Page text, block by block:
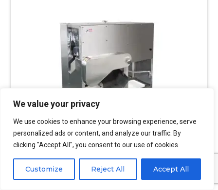
We value your privacy
We use cookies to enhance your browsing experience, serve
personalized ads or content, and analyze our traffic. By
clicking "Accept All", you consent to our use of cookies.
Customize Reject All Accept All
Macchina per filettare il pesce